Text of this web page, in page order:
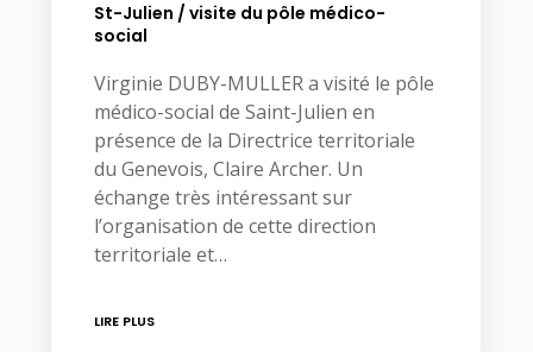
St-Julien / visite du pôle médico-
social
Virginie DUBY-MULLER a visité le pôle
médico-social de Saint-Julien en
présence de la Directrice territoriale
du Genevois, Claire Archer. Un
échange très intéressant sur
l’organisation de cette direction
territoriale et…
LIRE PLUS